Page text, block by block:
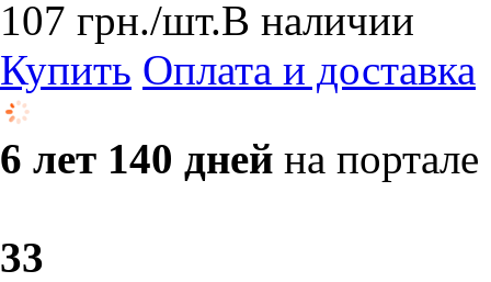
107 грн./шт.В наличии
Купить Оплата и доставка
6 лет 140 дней на портале
33